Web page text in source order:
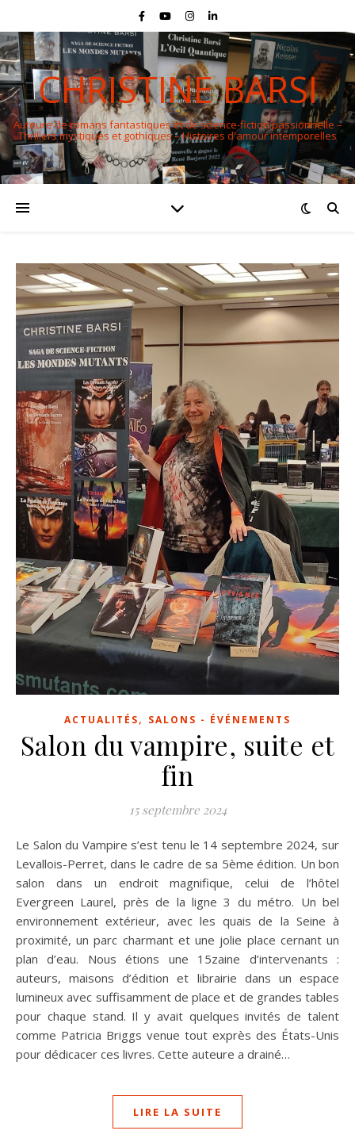
CHRISTINE BARSI
Auteure de romans fantastiques et de science-fiction passionnelle –
Thrillers mystiques et gothiques – Histoires d'amour intemporelles
ACTUALITÉS, SALONS - ÉVÉNEMENTS
Salon du vampire, suite et
fin
15 septembre 2024
Le Salon du Vampire s’est tenu le 14 septembre 2024, sur
Levallois-Perret, dans le cadre de sa 5ème édition. Un bon
salon dans un endroit magnifique, celui de l’hôtel
Evergreen Laurel, près de la ligne 3 du métro. Un bel
environnement extérieur, avec les quais de la Seine à
proximité, un parc charmant et une jolie place cernant un
plan d’eau. Nous étions une 15zaine d’intervenants :
auteurs, maisons d’édition et librairie dans un espace
lumineux avec suffisamment de place et de grandes tables
pour chaque stand. Il y avait quelques invités de talent
comme Patricia Briggs venue tout exprès des États-Unis
pour dédicacer ces livres. Cette auteure a drainé…
LIRE LA SUITE